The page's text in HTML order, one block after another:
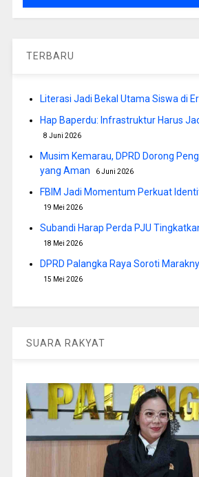
TERBARU
Literasi Jadi Bekal Utama Siswa di
Hap Baperdu: Infrastruktur Harus
8 Juni 2026
Musim Kemarau, DPRD Dorong
yang Aman
6 Juni 2026
FBIM Jadi Momentum Perkuat
19 Mei 2026
Subandi Harap Perda PJU
18 Mei 2026
DPRD Palangka Raya Soroti
15 Mei 2026
SUARA RAKYAT